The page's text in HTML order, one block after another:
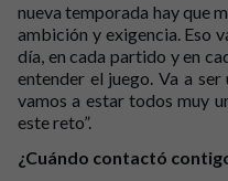
nueva temporada hay que
ambición y exigencia. Eso
día, en cada partido y en
entender el juego. Va a
vamos a estar todos muy
este reto”.
¿Cuándo contactó